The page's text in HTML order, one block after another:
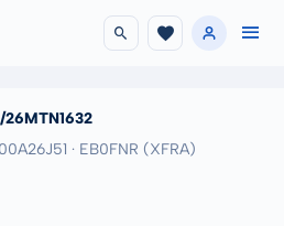
26MTN1632
· EB0FNR (XFRA)